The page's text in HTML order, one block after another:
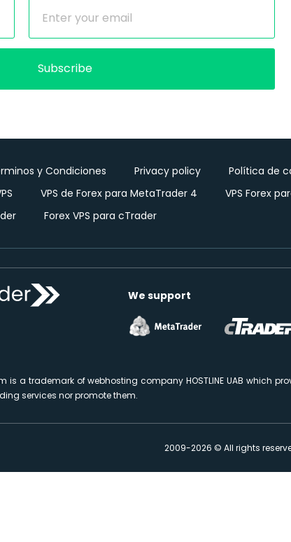
Subscribe
y Condiciones Privacy policy Política de
VPS de Forex para MetaTrader 4
VPS Forex
Forex VPS para cTrader
We support
is a trademark of webhosting company HOSTLINE UAB which
services nor promote them.
2009-2026 © All rights